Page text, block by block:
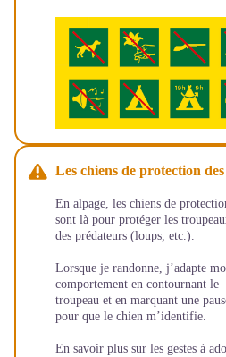
Les chiens de protection
En alpage, les chiens de
sont là pour protéger les
des prédateurs (loups, etc.).
Lorsque je randonne, j’adapte
comportement en contournant le
troupeau et en marquant une
pour que le chien m’identifie.
En savoir plus sur les gestes à